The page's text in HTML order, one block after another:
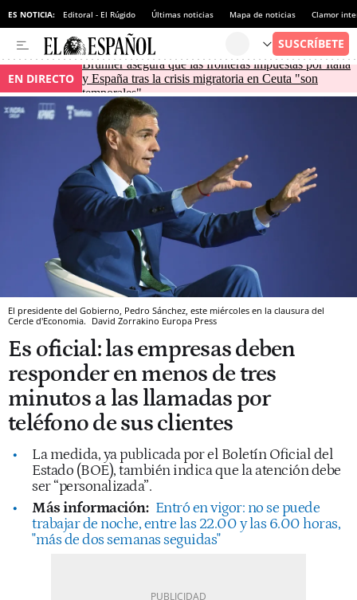
ES NOTICIA: Editoral - El Rúgido Últimas noticias Mapa de noticias Clamor
EN DIRECTO
Brunner asegura que las fronteras impuestas por Italia
y España tras la crisis migratoria en Ceuta "son
temporales"
El presidente del Gobierno, Pedro Sánchez, este miércoles en la clausura del
Cercle d'Economia. David Zorrakino Europa Press
Es oficial: las empresas deben
responder en menos de tres
minutos a las llamadas por
teléfono de sus clientes
La medida, ya publicada por el Boletín Oficial del
Estado (BOE), también indica que la atención debe
ser “personalizada”.
Más información: Entró en vigor: no se puede
trabajar de noche, entre las 22.00 y las 6.00 horas,
"más de dos semanas seguidas"